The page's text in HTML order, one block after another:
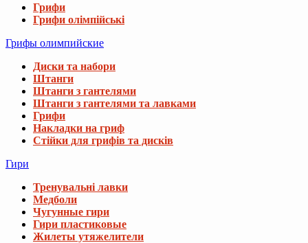
Грифи
Грифи олімпійські
Грифы олимпийские
Диски та набори
Штанги
Штанги з гантелями
Штанги з гантелями та лавками
Грифи
Накладки на гриф
Стійки для грифів та дисків
Гири
Тренувальні лавки
Медболи
Чугунные гири
Гири пластиковые
Жилеты утяжелители